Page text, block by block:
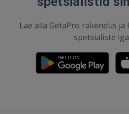
Lae alla GetaPro rakendus ja
spetsialiste